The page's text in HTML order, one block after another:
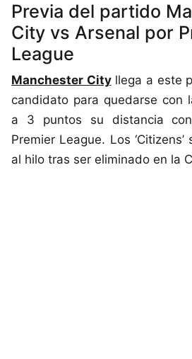
Previa del partido
City vs Arsenal por
League
Manchester Cityllega a este
candidato para quedarse con
a 3 puntos su distancia
Premier League. Los
al hilo tras ser eliminado en la